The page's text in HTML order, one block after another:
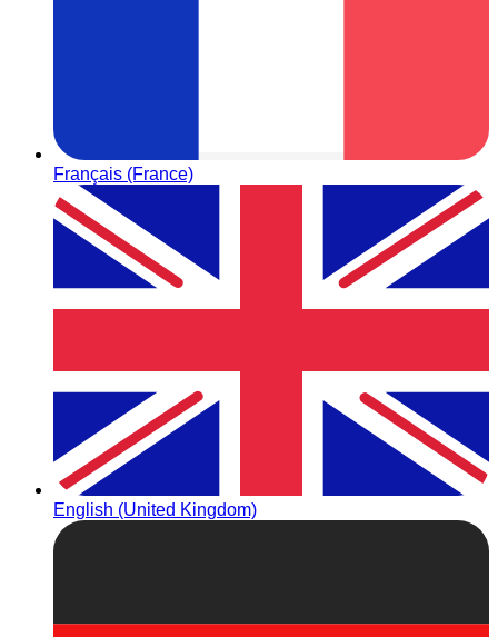
Français (France)
English (United Kingdom)